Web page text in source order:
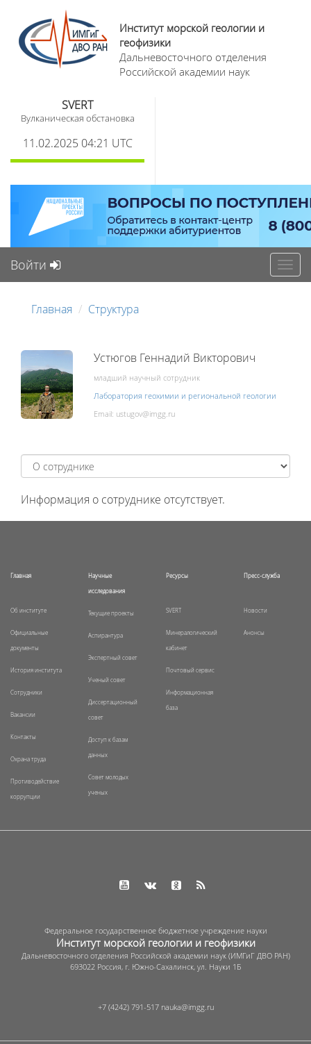
Институт морской геологии и
геофизики
Дальневосточного отделения
Российской академии наук
SVERT
Вулканическая обстановка
11.02.2025 04:21 UTC
Войти
Главная Структура
Устюгов Геннадий Викторович
младший научный сотрудник
Лаборатория геохимии и региональной геологии
Email:
Информация о сотруднике отсутствует.
Главная
Об институте
Официальные
документы
История института
Сотрудники
Вакансии
Контакты
Охрана труда
Противодействие
коррупции
Научные
исследования
Текущие проекты
Аспирантура
Экспертный совет
Ученый совет
Диссертационный
совет
Доступ к базам
данных
Совет молодых
ученых
Ресурсы
SVERT
Минералогический
кабинет
Почтовый сервис
Информационная
база
Пресс-служба
Новости
Анонсы
Федеральное государственное бюджетное учреждение науки
Институт морской геологии и геофизики
Дальневосточного отделения Российской академии наук (ИМГиГ ДВО РАН)
693022 Россия, г. Южно-Сахалинск, ул. Науки 1Б
+7 (4242) 791-517